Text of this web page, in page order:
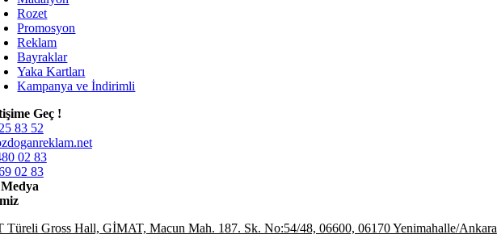
Rozet
Promosyon
Reklam
Bayraklar
Yaka Kartları
Kampanya ve İndirimli
Geç !
83 52
02 83
02 83
Türeli Gross Hall, GİMAT, Macun Mah. 187. Sk. No:54/48, 06600, 06170 Yenimahalle/Ankara